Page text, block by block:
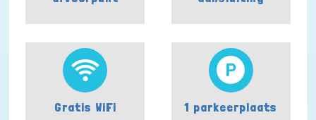
Gratis WiFi 1 parkeerplaats